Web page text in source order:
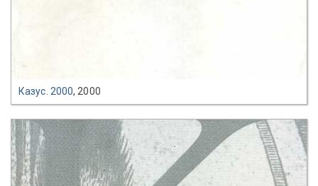
Казус. 2000, 2000